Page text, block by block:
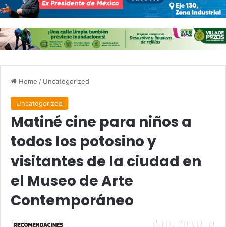
Home / Uncategorized
Uncategorized
Matiné cine para niños a
todos los potosino y
visitantes de la ciudad en
el Museo de Arte
Contemporáneo